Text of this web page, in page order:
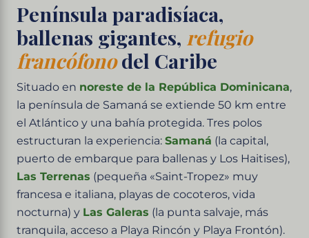
Península paradisíaca,
ballenas gigantes, refugio
francófonodel Caribe
Situado en noreste de la República Dominicana,
la península de Samaná se extiende 50 km entre
el Atlántico y una bahía protegida. Tres polos
estructuran la experiencia: Samaná (la capital,
puerto de embarque para ballenas y Los Haitises),
Las Terrenas (pequeña «Saint-Tropez» muy
francesa e italiana, playas de cocoteros, vida
nocturna) y Las Galeras (la punta salvaje, más
tranquila, acceso a Playa Rincón y Playa Frontón).